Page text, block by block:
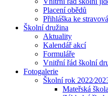
Placení obědů
Přihláška ke
Školní družina
Aktuality
Kalendář akcí
Formuláře
Vnitřní řád školní
Fotogalerie
Školní rok
Mateřská škola